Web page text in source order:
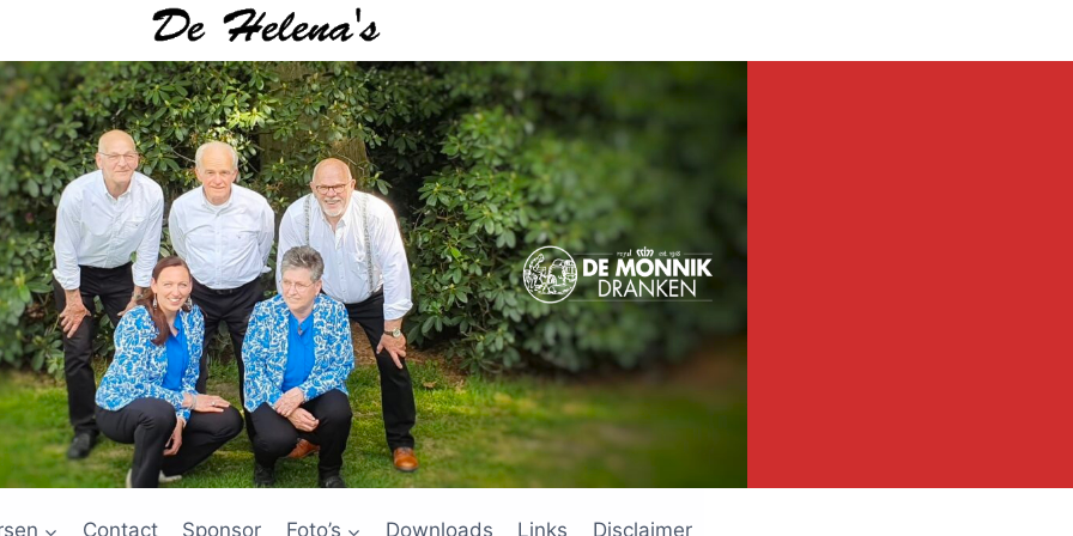
Contact Sponsor Foto’s Downloads Links Disclaimer